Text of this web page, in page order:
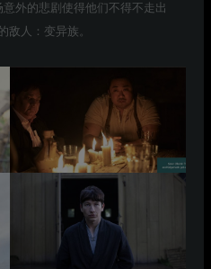
外的悲剧使得他们不得不走出
敌人：变异族。